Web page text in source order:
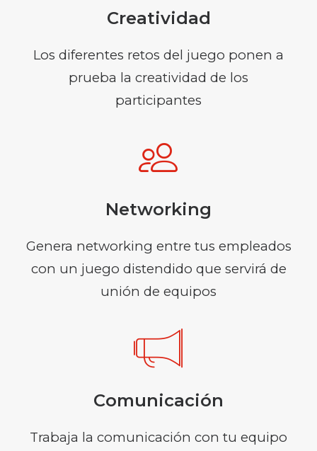
Creatividad
Los diferentes retos del juego ponen a
prueba la creatividad de los
participantes
Networking
Genera networking entre tus empleados
con un juego distendido que servirá de
unión de equipos
Comunicación
Trabaja la comunicación con tu equipo